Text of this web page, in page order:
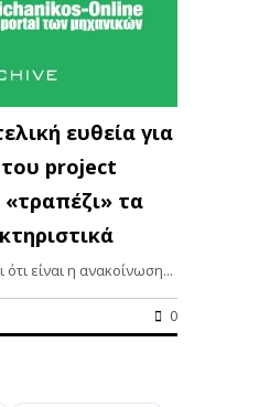
ευθεία για
project
τα
είναι η ανακοίνωση...
0